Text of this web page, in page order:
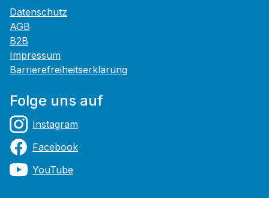
Datenschutz
AGB
B2B
Impressum
Barrierefreiheitserklärung
Folge uns auf
Instagram
Facebook
YouTube